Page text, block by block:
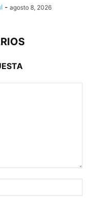
- agosto 8, 2026